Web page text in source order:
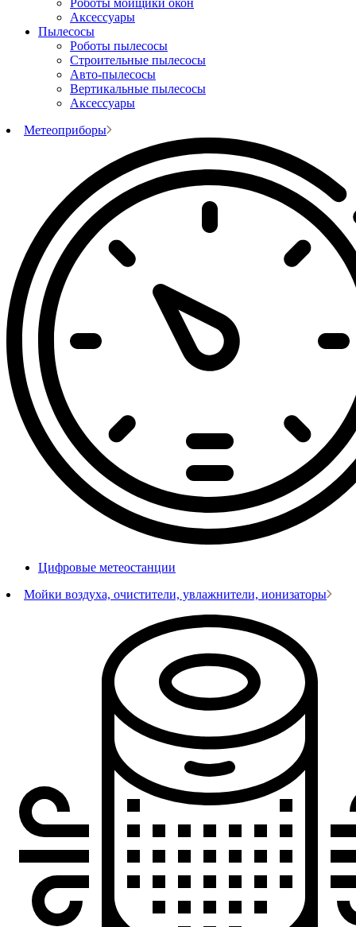
Роботы мойщики окон
Аксессуары
Пылесосы
Роботы пылесосы
Строительные пылесосы
Авто-пылесосы
Вертикальные пылесосы
Аксессуары
Метеоприборы
Цифровые метеостанции
Мойки воздуха, очистители, увлажнители, ионизаторы